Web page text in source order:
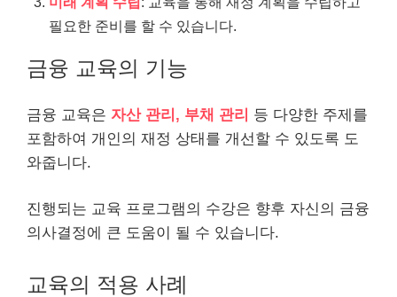
필요한 준비를 할 수 있습니다.
금융 교육의 기능
금융 교육은 자산 관리, 부채 관리 등 다양한 주제를
포함하여 개인의 재정 상태를 개선할 수 있도록 도
와줍니다.
진행되는 교육 프로그램의 수강은 향후 자신의 금융
의사결정에 큰 도움이 될 수 있습니다.
교육의 적용 사례